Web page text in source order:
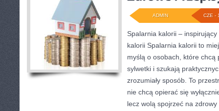
CZE -
ADMIN
Spalarnia kalorii –
kalorii Spalarnia kalorii to
myślą o osobach, które chcą
sylwetki i szukają
zrozumiały sposób. To
nie chcą opierać się
lecz wolą spojrzeć na